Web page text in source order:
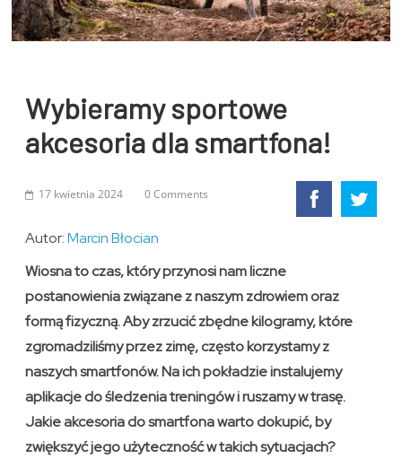
Wybieramy sportowe
akcesoria dla smartfona!
17 kwietnia 2024 0 Comments
Autor:Marcin Błocian
Wiosna to czas, który przynosi nam liczne
postanowienia związane z naszym zdrowiem oraz
formą fizyczną. Aby zrzucić zbędne kilogramy, które
zgromadziliśmy przez zimę, często korzystamy z
naszych smartfonów. Na ich pokładzie instalujemy
aplikacje do śledzenia treningów i ruszamy w trasę.
Jakie akcesoria do smartfona warto dokupić, by
zwiększyć jego użyteczność w takich sytuacjach?